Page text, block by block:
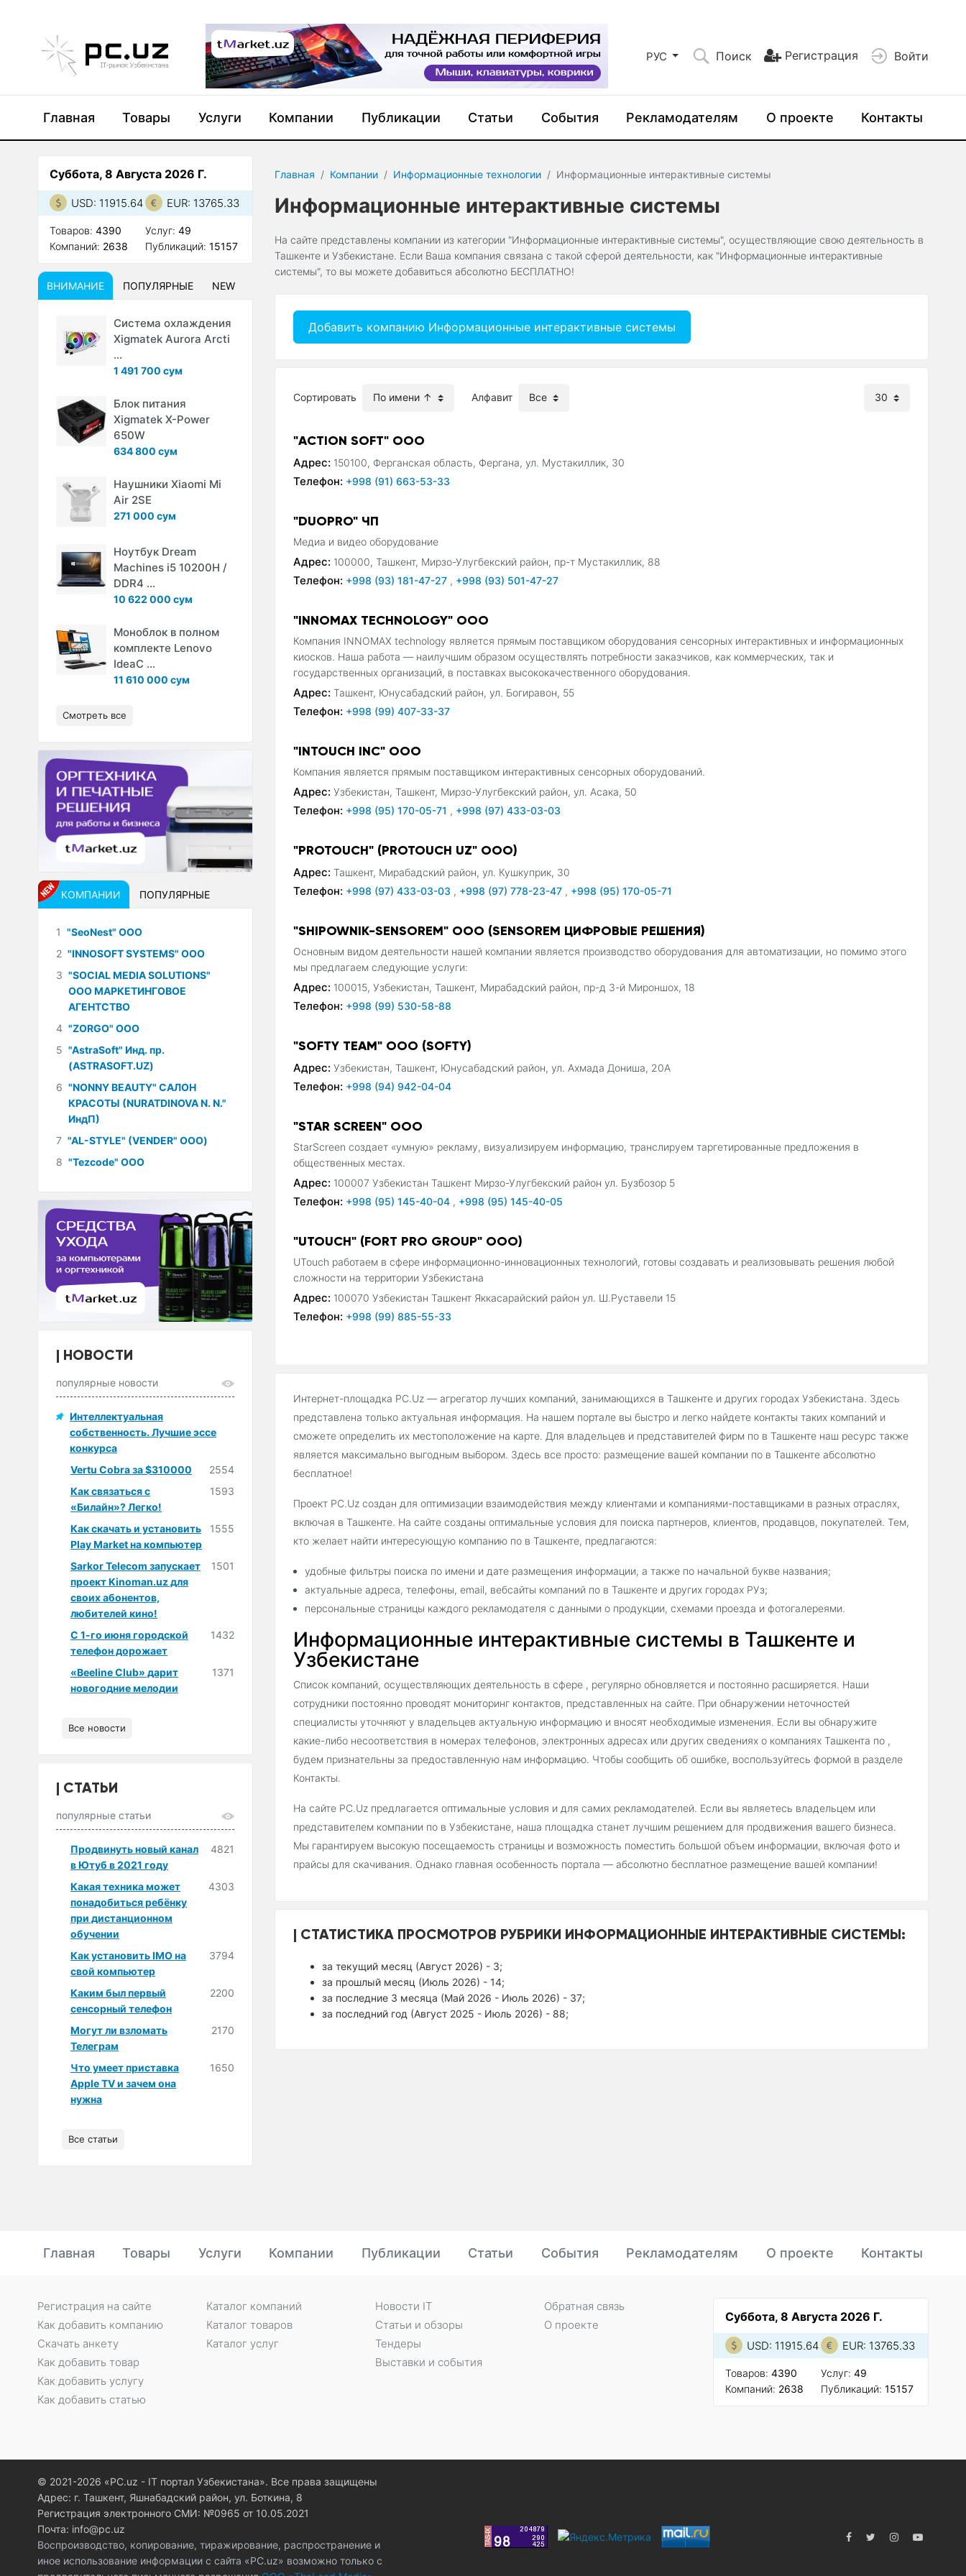
РУС Поиск Регистрация Войти
Главная Товары Услуги Компании Публикации Статьи События Рекламодателям О проекте Контакты
Главная Компании Информационные технологии Информационные интерактивные системы
Информационные интерактивные системы
На сайте представлены компании из категории "Информационные интерактивные системы", осуществляющие свою деятельность в
Ташкенте и Узбекистане. Если Ваша компания связана с такой сферой деятельности, как "Информационные интерактивные
системы", то вы можете добавиться абсолютно БЕСПЛАТНО!
Добавить компанию Информационные интерактивные системы
Сортировать Алфавит
"ACTION SOFT" ООО
Адрес: 150100, Ферганская область, Фергана, ул. Мустакиллик, 30
Телефон: +998 (91) 663-53-33
"DUOPRO" ЧП
Медиа и видео оборудование
Адрес: 100000, Ташкент, Мирзо-Улугбекский район, пр-т Мустакиллик, 88
Телефон: +998 (93) 181-47-27 , +998 (93) 501-47-27
"INNOMAX TECHNOLOGY" OOO
Компания INNOMAX technology является прямым поставщиком оборудования сенсорных интерактивных и информационных
киосков. Наша работа — наилучшим образом осуществлять потребности заказчиков, как коммерческих, так и
государственных организаций, в поставках высококачественного оборудования.
Адрес: Ташкент, Юнусабадский район, ул. Богиравон, 55
Телефон: +998 (99) 407-33-37
"INTOUCH INC" OOO
Компания является прямым поставщиком интерактивных сенсорных оборудований.
Адрес: Узбекистан, Ташкент, Мирзо-Улугбекский район, ул. Асака, 50
Телефон: +998 (95) 170-05-71 , +998 (97) 433-03-03
"PROTOUCH" (PROTOUCH UZ" ООО)
Адрес: Ташкент, Мирабадский район, ул. Кушкуприк, 30
Телефон: +998 (97) 433-03-03 , +998 (97) 778-23-47 , +998 (95) 170-05-71
"SHIPOWNIK-SENSOREM" OOO (SENSOREM ЦИФРОВЫЕ РЕШЕНИЯ)
Основным видом деятельности нашей компании является производство оборудования для автоматизации, но помимо этого
мы предлагаем следующие услуги:
Адрес: 100015, Узбекистан, Ташкент, Мирабадский район, пр-д 3-й Мироншох, 18
Телефон: +998 (99) 530-58-88
"SOFTY TEAM" ООО (SOFTY)
Адрес: Узбекистан, Ташкент, Юнусабадский район, ул. Ахмада Дониша, 20А
Телефон: +998 (94) 942-04-04
"STAR SCREEN" OOO
StarScreen создает «умную» рекламу, визуализируем информацию, транслируем таргетированные предложения в
общественных местах.
Адрес: 100007 Узбекистан Ташкент Мирзо-Улугбекский район ул. Бузбозор 5
Телефон: +998 (95) 145-40-04 , +998 (95) 145-40-05
"UTOUCH" (FORT PRO GROUP" ООО)
UTouch работаем в сфере информационно-инновационных технологий, готовы создавать и реализовывать решения любой
сложности на территории Узбекистана
Адрес: 100070 Узбекистан Ташкент Яккасарайский район ул. Ш.Руставели 15
Телефон: +998 (99) 885-55-33
Интернет-площадка PC.Uz — агрегатор лучших компаний, занимающихся в Ташкенте и других городах Узбекистана. Здесь
представлена только актуальная информация. На нашем портале вы быстро и легко найдете контакты таких компаний и
сможете определить их местоположение на карте. Для владельцев и представителей фирм по в Ташкенте наш ресурс также
является максимально выгодным выбором. Здесь все просто: размещение вашей компании по в Ташкенте абсолютно
бесплатное!
Проект PC.Uz создан для оптимизации взаимодействия между клиентами и компаниями-поставщиками в разных отраслях,
включая в Ташкенте. На сайте созданы оптимальные условия для поиска партнеров, клиентов, продавцов, покупателей. Тем,
кто желает найти интересующую компанию по в Ташкенте, предлагаются:
удобные фильтры поиска по имени и дате размещения информации, а также по начальной букве названия;
актуальные адреса, телефоны, email, вебсайты компаний по в Ташкенте и других городах РУз;
персональные страницы каждого рекламодателя с данными о продукции, схемами проезда и фотогалереями.
Информационные интерактивные системы в Ташкенте и
Узбекистане
Список компаний, осуществляющих деятельность в сфере , регулярно обновляется и постоянно расширяется. Наши
сотрудники постоянно проводят мониторинг контактов, представленных на сайте. При обнаружении неточностей
специалисты уточняют у владельцев актуальную информацию и вносят необходимые изменения. Если вы обнаружите
какие-либо несоответствия в номерах телефонов, электронных адресах или других сведениях о компаниях Ташкента по ,
будем признательны за предоставленную нам информацию. Чтобы сообщить об ошибке, воспользуйтесь формой в разделе
Контакты.
На сайте PC.Uz предлагается оптимальные условия и для самих рекламодателей. Если вы являетесь владельцем или
представителем компании по в Узбекистане, наша площадка станет лучшим решением для продвижения вашего бизнеса.
Мы гарантируем высокую посещаемость страницы и возможность поместить большой объем информации, включая фото и
прайсы для скачивания. Однако главная особенность портала — абсолютно бесплатное размещение вашей компании!
СТАТИСТИКА ПРОСМОТРОВ РУБРИКИ ИНФОРМАЦИОННЫЕ ИНТЕРАКТИВНЫЕ СИСТЕМЫ:
за текущий месяц (Август 2026) - 3;
за прошлый месяц (Июль 2026) - 14;
за последние 3 месяца (Май 2026 - Июль 2026) - 37;
за последний год (Август 2025 - Июль 2026) - 88;
Суббота, 8 Августа 2026 Г.
USD: 11915.64 EUR: 13765.33
Товаров: 4390
Компаний: 2638
Услуг:49
Публикаций:15157
ВНИМАНИЕ ПОПУЛЯРНЫЕ NEW
Система охлаждения
Xigmatek Aurora Arcti
...
1 491 700 сум
Блок питания
Xigmatek X-Power
650W
634 800 сум
Наушники Xiaomi Mi
Air 2SE
271 000 сум
Ноутбук Dream
Machines i5 10200H /
DDR4 ...
10 622 000 сум
Моноблок в полном
комплекте Lenovo
IdeaC ...
11 610 000 сум
Смотреть все
КОМПАНИИ ПОПУЛЯРНЫЕ
1 "SeoNest" ООО
2 "INNOSOFT SYSTEMS" ООО
3 "SOCIAL MEDIA SOLUTIONS"
ООО МАРКЕТИНГОВОЕ
АГЕНТСТВО
4 "ZORGO" ООО
5 "AstraSoft" Инд. пр.
(ASTRASOFT.UZ)
6 "NONNY BEAUTY" САЛОН
КРАСОТЫ (NURATDINOVA N. N."
ИндП)
7 "AL-STYLE" (VENDER" ООО)
8 "Tezcode" ООО
НОВОСТИ
популярные новости
Интеллектуальная
собственность. Лучшие эссе
конкурса
Vertu Cobra за $310000
2554
Как связаться с
«Билайн»? Легко!
1593
Как скачать и установить
Play Market на компьютер
1555
Sarkor Telecom запускает
проект Kinoman.uz для
своих абонентов,
любителей кино!
1501
С 1-го июня городской
телефон дорожает
1432
«Beeline Club» дарит
новогодние мелодии
1371
Все новости
СТАТЬИ
популярные статьи
Продвинуть новый канал
в Ютуб в 2021 году
4821
Какая техника может
понадобиться ребёнку
при дистанционном
обучении
4303
Как установить IMO на
свой компьютер
3794
Каким был первый
сенсорный телефон
2200
Могут ли взломать
Телеграм
2170
Что умеет приставка
Apple TV и зачем она
нужна
1650
Все статьи
Главная Товары Услуги Компании Публикации Статьи События Рекламодателям О проекте Контакты
Суббота, 8 Августа 2026 Г.
USD: 11915.64 EUR: 13765.33
Товаров: 4390
Компаний: 2638
Услуг: 49
Публикаций: 15157
Регистрация на сайте
Как добавить компанию
Скачать анкету
Как добавить товар
Как добавить услугу
Как добавить статью
Каталог компаний
Каталог товаров
Каталог услуг
Новости IT
Статьи и обзоры
Тендеры
Выставки и события
Обратная связь
О проекте
© 2021-2026 «PC.uz - IT портал Узбекистана». Все права защищены
Адрес: г. Ташкент, Яшнабадский район, ул. Боткина, 8
Регистрация электронного СМИ: №0965 от 10.05.2021
Почта: info@pc.uz
Воспроизводство, копирование, тиражирование, распространение и
иное использование информации с сайта «PC.uz» возможно только с